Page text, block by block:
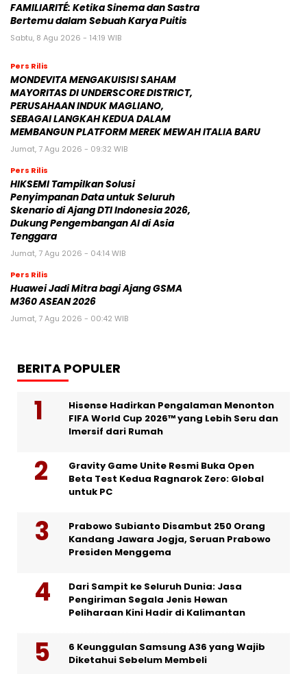
FAMILIARITÉ: Ketika Sinema dan Sastra
Bertemu dalam Sebuah Karya Puitis
Sabtu, 8 Agu 2026 - 14:19 WIB
Pers Rilis
MONDEVITA MENGAKUISISI SAHAM
MAYORITAS DI UNDERSCORE DISTRICT,
PERUSAHAAN INDUK MAGLIANO,
SEBAGAI LANGKAH KEDUA DALAM
MEMBANGUN PLATFORM MEREK MEWAH ITALIA BARU
Jumat, 7 Agu 2026 - 09:32 WIB
Pers Rilis
HIKSEMI Tampilkan Solusi
Penyimpanan Data untuk Seluruh
Skenario di Ajang DTI Indonesia 2026,
Dukung Pengembangan AI di Asia
Tenggara
Jumat, 7 Agu 2026 - 04:14 WIB
Pers Rilis
Huawei Jadi Mitra bagi Ajang GSMA
M360 ASEAN 2026
Jumat, 7 Agu 2026 - 00:42 WIB
BERITA POPULER
Hisense Hadirkan Pengalaman Menonton
FIFA World Cup 2026™ yang Lebih Seru dan
Imersif dari Rumah
Gravity Game Unite Resmi Buka Open
Beta Test Kedua Ragnarok Zero: Global
untuk PC
Prabowo Subianto Disambut 250 Orang
Kandang Jawara Jogja, Seruan Prabowo
Presiden Menggema
Dari Sampit ke Seluruh Dunia: Jasa
Pengiriman Segala Jenis Hewan
Peliharaan Kini Hadir di Kalimantan
6 Keunggulan Samsung A36 yang Wajib
Diketahui Sebelum Membeli